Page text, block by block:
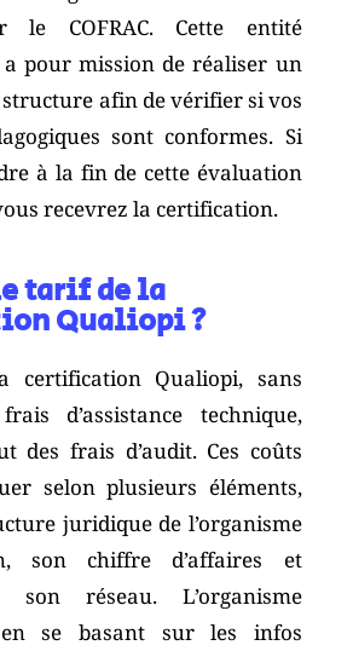
le COFRAC. Cette entité
pour mission de réaliser un
afin de vérifier si vos
sont conformes. Si
à la fin de cette évaluation
recevrez la certification.
tarif de la
Qualiopi ?
Qualiopi, sans
d’assistance technique,
des frais d’audit. Ces coûts
selon plusieurs éléments,
juridique de l’organisme
son chiffre d’affaires et
son réseau. L’organisme
en se basant sur les infos